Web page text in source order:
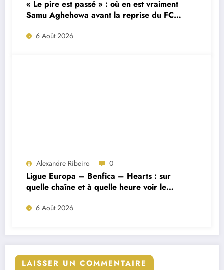
« Le pire est passé » : où en est vraiment
Samu Aghehowa avant la reprise du FC
Porto ?
6 Août 2026
Alexandre Ribeiro 0
Ligue Europa – Benfica – Hearts : sur
quelle chaîne et à quelle heure voir le
match ?
6 Août 2026
LAISSER UN COMMENTAIRE